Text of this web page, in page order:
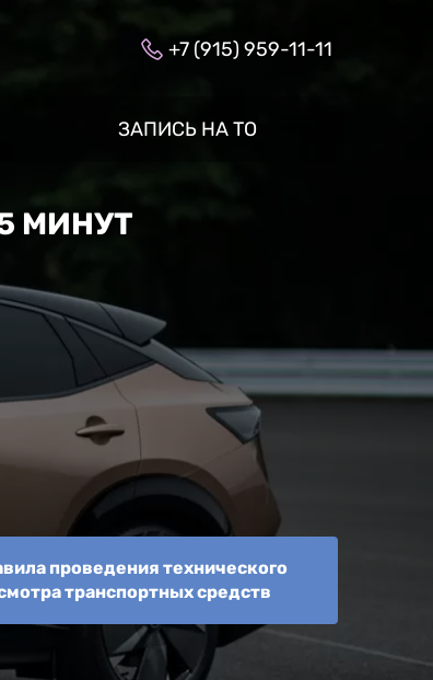
+7 (915) 959-11-11
ЗАПИСЬ НА ТО
МИНУТ
проведения технического
транспортных средств